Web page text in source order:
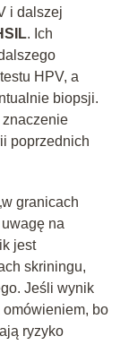
i dalszej
. Ich
HPV, a
biopsji.
znaczenie
poprzednich
granicach
na
jest
skriningu,
Jeśli wynik
omówieniem, bo
ryzyko